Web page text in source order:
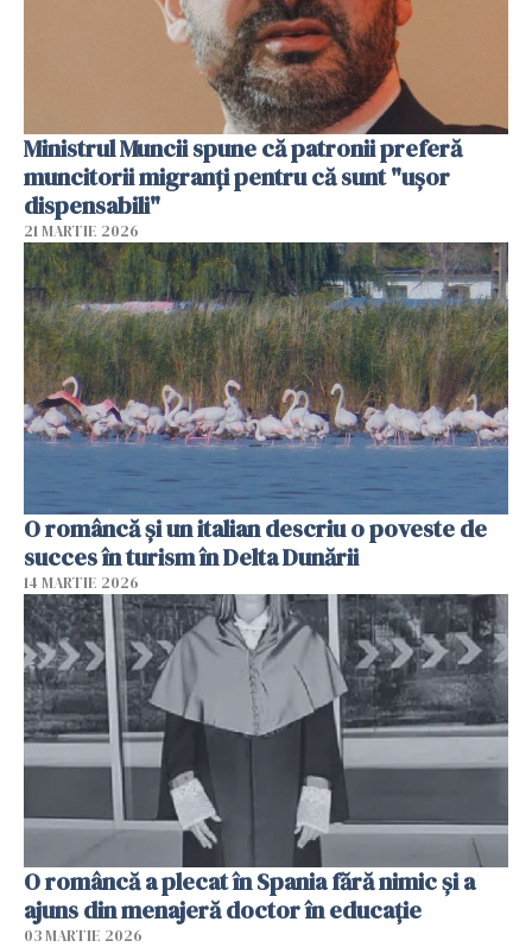
Ministrul Muncii spune că patronii preferă
muncitorii migranți pentru că sunt "uşor
dispensabili"
21 MARTIE 2026
O româncă și un italian descriu o poveste de
succes în turism în Delta Dunării
14 MARTIE 2026
O româncă a plecat în Spania fără nimic și a
ajuns din menajeră doctor în educație
03 MARTIE 2026